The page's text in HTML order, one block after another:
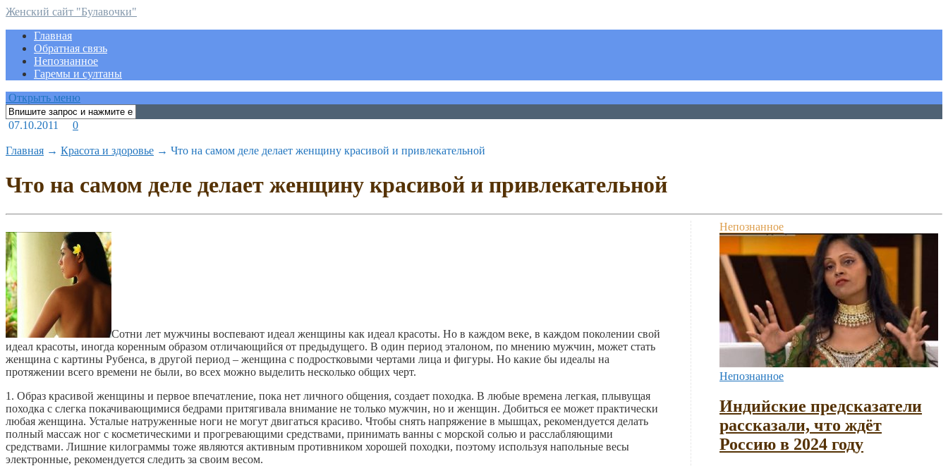
Женский сайт "Булавочки"
Главная
Обратная связь
Непознанное
Гаремы и султаны
Открыть меню
07.10.2011 0
Главная → Красота и здоровье → Что на самом деле делает женщину красивой и привлекательной
Что на самом деле делает женщину красивой и привлекательной
Сотни лет мужчины воспевают идеал женщины как идеал красоты. Но в каждом веке, в каждом поколении свой
идеал красоты, иногда коренным образом отличающийся от предыдущего. В один период эталоном, по мнению мужчин, может стать
женщина с картины Рубенса, в другой период – женщина с подростковыми чертами лица и фигуры. Но какие бы идеалы на
протяжении всего времени не были, во всех можно выделить несколько общих черт.
1. Образ красивой женщины и первое впечатление, пока нет личного общения, создает походка. В любые времена легкая, плывущая
походка с слегка покачивающимися бедрами притягивала внимание не только мужчин, но и женщин. Добиться ее может практически
любая женщина. Усталые натруженные ноги не могут двигаться красиво. Чтобы снять напряжение в мышцах, рекомендуется делать
полный массаж ног с косметическими и прогревающими средствами, принимать ванны с морской солью и расслабляющими
средствами. Лишние килограммы тоже являются активным противником хорошей походки, поэтому используя напольные весы
электронные, рекомендуется следить за своим весом.
Непознанное
Непознанное
Индийские предсказатели
рассказали, что ждёт
Россию в 2024 году